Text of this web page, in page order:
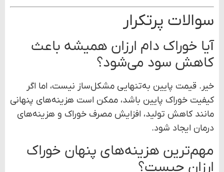
سوالات پرتکرار
آیا خوراک دام ارزان همیشه باعث
کاهش سود می‌شود؟
خیر. قیمت پایین به‌تنهایی مشکل‌ساز نیست، اما اگر
کیفیت خوراک پایین باشد، ممکن است هزینه‌های پنهانی
مانند کاهش تولید، افزایش مصرف خوراک و هزینه‌های
درمان ایجاد شود.
مهم‌ترین هزینه‌های پنهان خوراک
ارزان چیست؟